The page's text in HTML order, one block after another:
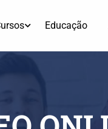
Educação